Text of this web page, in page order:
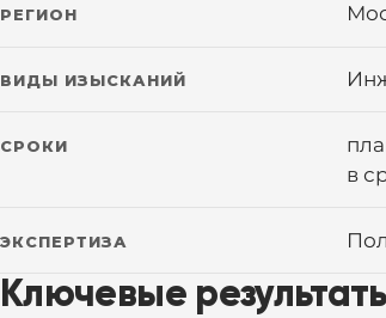
РЕГИОН
ВИДЫ ИЗЫСКАНИЙ
СРОКИ
в
ЭКСПЕРТИЗА
Ключевые